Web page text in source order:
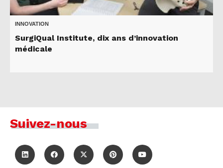
INNOVATION
SurgiQual Institute, dix ans d’innovation
médicale
Suivez-nous